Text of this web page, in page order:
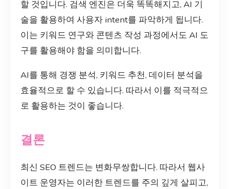
할 것입니다. 검색 엔진은 더욱 똑똑해지고, AI 기
술을 활용하여 사용자 intent를 파악하게 됩니다.
이는 키워드 연구와 콘텐츠 작성 과정에서도 AI 도
구를 활용해야 함을 의미합니다.
AI를 통해 경쟁 분석, 키워드 추천, 데이터 분석을
효율적으로 할 수 있습니다. 따라서 이를 적극적으
로 활용하는 것이 좋습니다.
결론
최신 SEO 트렌드는 변화무쌍합니다. 따라서 웹사
이트 운영자는 이러한 트렌드를 주의 깊게 살피고,